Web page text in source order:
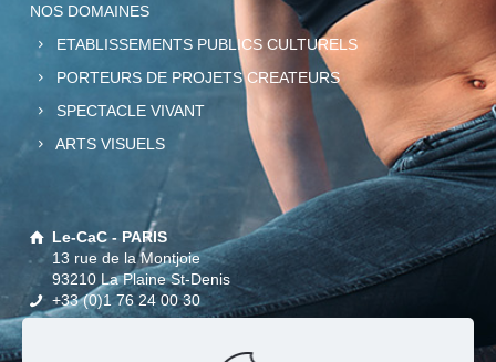
NOS DOMAINES
ETABLISSEMENTS PUBLICS CULTURELS
PORTEURS DE PROJETS CREATEURS
SPECTACLE VIVANT
ARTS VISUELS
Le-CaC - PARIS
13 rue de la Montjoie
93210 La Plaine St-Denis
+33 (0)1 76 24 00 30
Métro : Métro Front Populaire - Ligne 12